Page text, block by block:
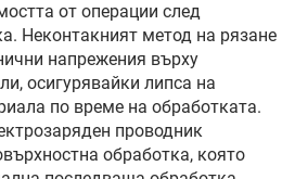
от операции след
Неконтакният метод на рязане
напрежения върху
осигурявайки липса на
по време на обработката.
проводник
обработка, която